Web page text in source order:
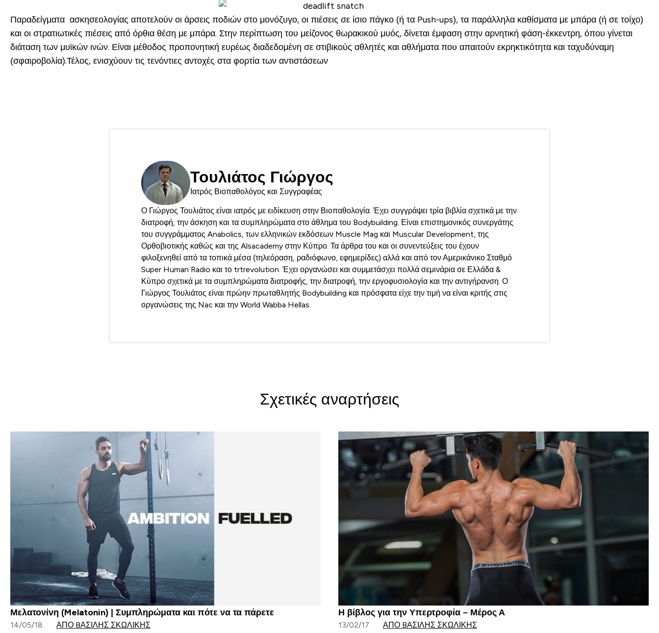
Παραδείγματα ασκησεολογίας αποτελούν οι άρσεις ποδιών στο μονόζυγο, οι πιέσεις σε ίσιο πάγκο (ή τα Push-ups), τα παράλληλα καθίσματα με μπάρα (ή σε τοίχο)
και οι στρατιωτικές πιέσεις από όρθια θέση με μπάρα. Στην περίπτωση του μείζονος θωρακικού μυός, δίνεται έμφαση στην αρνητική φάση-έκκεντρη, όπου γίνεται
διάταση των μυϊκών ινών. Είναι μέθοδος προπονητική ευρέως διαδεδομένη σε στιβικούς αθλητές και αθλήματα που απαιτούν εκρηκτικότητα και ταχυδύναμη
(σφαιροβολία).Τέλος, ενισχύουν τις τενόντιες αντοχές στα φορτία των αντιστάσεων
Τουλιάτος Γιώργος
Ιατρός Βιοπαθολόγος και Συγγραφέας
Ο Γιώργος Τουλιάτος είναι ιατρός με ειδίκευση στην Βιοπαθολογία. Έχει συγγράψει τρία βιβλία σχετικά με την
διατροφή, την άσκηση και τα συμπληρώματα στο άθλημα του Bodybuilding. Είναι επιστημονικός συνεργάτης
του συγγράμματος Anabolics, των ελληνικών εκδόσεων Muscle Mag και Muscular Development, της
Ορθοβιοτικής καθώς και της Alsacademy στην Κύπρο. Τα άρθρα του και οι συνεντεύξεις του έχουν
φιλοξενηθεί από τα τοπικά μέσα (τηλεόραση, ραδιόφωνο, εφημερίδες) αλλά και από τον Αμερικάνικο Σταθμό
Super Human Radio και το trtrevolution. Έχει οργανώσει και συμμετάσχει πολλά σεμινάρια σε Ελλάδα &
Κύπρο σχετικά με τα συμπληρώματα διατροφής, την διατροφή, την εργοφυσιολογία και την αντιγήρανση. Ο
Γιώργος Τουλιάτος είναι πρώην πρωταθλητής Bodybuilding και πρόσφατα είχε την τιμή να είναι κριτής στις
οργανώσεις της Nac και την World Wabba Hellas.
Σχετικές αναρτήσεις
Μελατονίνη (Melatonin) | Συμπληρώματα και πότε να τα πάρετε
14/05/18 ΑΠΌ BΑΣΊΛΗΣ ΣΚΩΛΊΚΗΣ
Η βίβλος για την Υπερτροφία – Μέρος Α
13/02/17 ΑΠΌ BΑΣΊΛΗΣ ΣΚΩΛΊΚΗΣ